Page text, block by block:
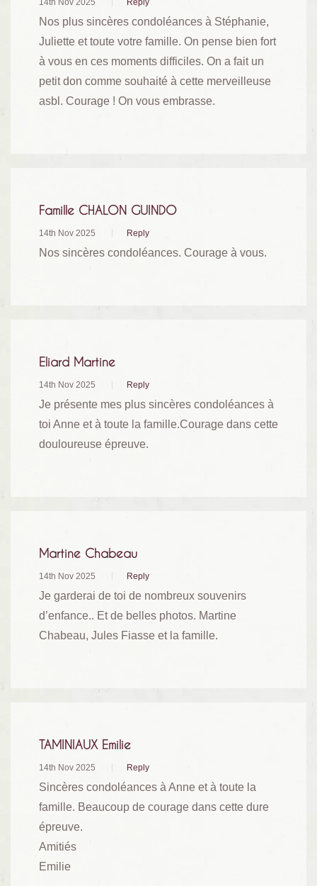
14th Nov 2025 Reply
Nos plus sincères condoléances à Stéphanie,
Juliette et toute votre famille. On pense bien fort
à vous en ces moments difficiles. On a fait un
petit don comme souhaité à cette merveilleuse
asbl. Courage ! On vous embrasse.
Famille CHALON GUINDO
14th Nov 2025 Reply
Nos sincères condoléances. Courage à vous.
Eliard Martine
14th Nov 2025 Reply
Je présente mes plus sincères condoléances à
toi Anne et à toute la famille.Courage dans cette
douloureuse épreuve.
Martine Chabeau
14th Nov 2025 Reply
Je garderai de toi de nombreux souvenirs
d’enfance.. Et de belles photos. Martine
Chabeau, Jules Fiasse et la famille.
TAMINIAUX Emilie
14th Nov 2025 Reply
Sincères condoléances à Anne et à toute la
famille. Beaucoup de courage dans cette dure
épreuve.
Amitiés
Emilie